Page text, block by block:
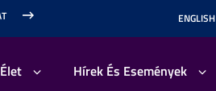
ENGLISH
Hírek És Események